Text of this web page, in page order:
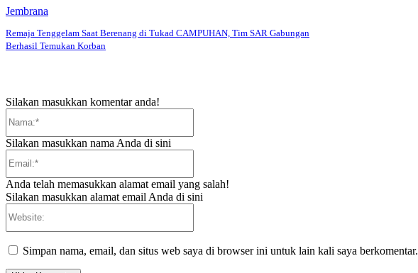
Jembrana
Remaja Tenggelam Saat Berenang di Tukad CAMPUHAN, Tim SAR Gabungan
Berhasil Temukan Korban
Silakan masukkan komentar anda!
Silakan masukkan nama Anda di sini
Anda telah memasukkan alamat email yang salah!
Silakan masukkan alamat email Anda di sini
Simpan nama, email, dan situs web saya di browser ini untuk lain kali saya berkomentar.